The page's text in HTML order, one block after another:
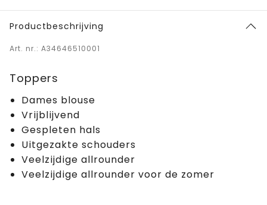
Productbeschrijving
Art. nr.: A34646510001
Toppers
Dames blouse
Vrijblijvend
Gespleten hals
Uitgezakte schouders
Veelzijdige allrounder
Veelzijdige allrounder voor de zomer